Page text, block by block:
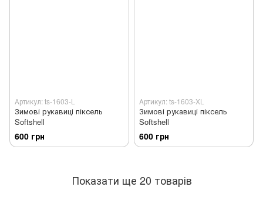
Артикул: ts-1603-L
Зимові рукавиці піксель
Softshell
600 грн
Артикул: ts-1603-XL
Зимові рукавиці піксель
Softshell
600 грн
Показати ще 20 товарів